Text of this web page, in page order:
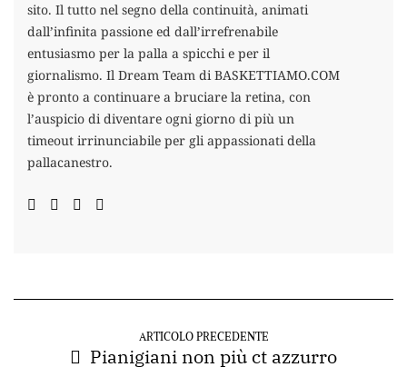
sito. Il tutto nel segno della continuità, animati
dall’infinita passione ed dall’irrefrenabile
entusiasmo per la palla a spicchi e per il
giornalismo. Il Dream Team di BASKETTIAMO.COM
è pronto a continuare a bruciare la retina, con
l’auspicio di diventare ogni giorno di più un
timeout irrinunciabile per gli appassionati della
pallacanestro.
ARTICOLO PRECEDENTE
Pianigiani non più ct azzurro